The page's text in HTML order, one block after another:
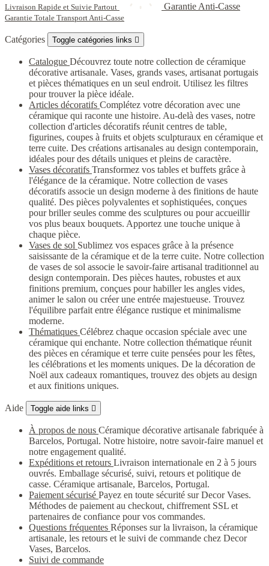
Livraison Rapide et Suivie Partout Garantie Anti-Casse
Garantie Totale Transport Anti-Casse
Catégories Toggle catégories links 
Catalogue Découvrez toute notre collection de céramique
décorative artisanale. Vases, grands vases, artisanat portugais
et pièces thématiques en un seul endroit. Utilisez les filtres
pour trouver la pièce idéale.
Articles décoratifs Complétez votre décoration avec une
céramique qui raconte une histoire. Au-delà des vases, notre
collection d'articles décoratifs réunit centres de table,
figurines, coupes à fruits et objets sculpturaux en céramique et
terre cuite. Des créations artisanales au design contemporain,
idéales pour des détails uniques et pleins de caractère.
Vases décoratifs Transformez vos tables et buffets grâce à
l'élégance de la céramique. Notre collection de vases
décoratifs associe un design moderne à des finitions de haute
qualité. Des pièces polyvalentes et sophistiquées, conçues
pour briller seules comme des sculptures ou pour accueillir
vos plus beaux bouquets. Apportez une touche unique à
chaque pièce.
Vases de sol Sublimez vos espaces grâce à la présence
saisissante de la céramique et de la terre cuite. Notre collection
de vases de sol associe le savoir-faire artisanal traditionnel au
design contemporain. Des pièces hautes, robustes et aux
finitions premium, conçues pour habiller les angles vides,
animer le salon ou créer une entrée majestueuse. Trouvez
l'équilibre parfait entre élégance rustique et minimalisme
moderne.
Thématiques Célébrez chaque occasion spéciale avec une
céramique qui enchante. Notre collection thématique réunit
des pièces en céramique et terre cuite pensées pour les fêtes,
les célébrations et les moments uniques. De la décoration de
Noël aux cadeaux romantiques, trouvez des objets au design
et aux finitions uniques.
Aide Toggle aide links 
À propos de nous Céramique décorative artisanale fabriquée à
Barcelos, Portugal. Notre histoire, notre savoir-faire manuel et
notre engagement qualité.
Expéditions et retours Livraison internationale en 2 à 5 jours
ouvrés. Emballage sécurisé, suivi, retours et politique de
casse. Céramique artisanale, Barcelos, Portugal.
Paiement sécurisé Payez en toute sécurité sur Decor Vases.
Méthodes de paiement au checkout, chiffrement SSL et
partenaires de confiance pour vos commandes.
Questions fréquentes Réponses sur la livraison, la céramique
artisanale, les retours et le suivi de commande chez Decor
Vases, Barcelos.
Suivi de commande